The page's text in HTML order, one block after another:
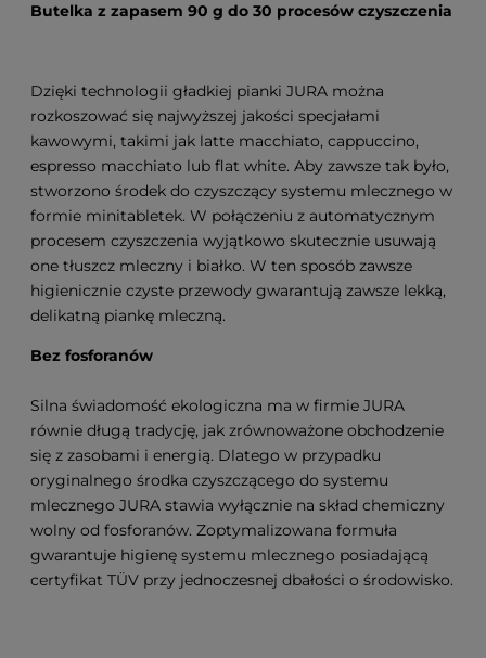
Butelka z zapasem 90 g do 30 procesów czyszczenia
Dzięki technologii gładkiej pianki JURA można
rozkoszować się najwyższej jakości specjałami
kawowymi, takimi jak latte macchiato, cappuccino,
espresso macchiato lub flat white. Aby zawsze tak było,
stworzono środek do czyszczący systemu mlecznego w
formie minitabletek. W połączeniu z automatycznym
procesem czyszczenia wyjątkowo skutecznie usuwają
one tłuszcz mleczny i białko. W ten sposób zawsze
higienicznie czyste przewody gwarantują zawsze lekką,
delikatną piankę mleczną.
Bez fosforanów
Silna świadomość ekologiczna ma w firmie JURA
równie długą tradycję, jak zrównoważone obchodzenie
się z zasobami i energią. Dlatego w przypadku
oryginalnego środka czyszczącego do systemu
mlecznego JURA stawia wyłącznie na skład chemiczny
wolny od fosforanów. Zoptymalizowana formuła
gwarantuje higienę systemu mlecznego posiadającą
certyfikat TÜV przy jednoczesnej dbałości o środowisko.